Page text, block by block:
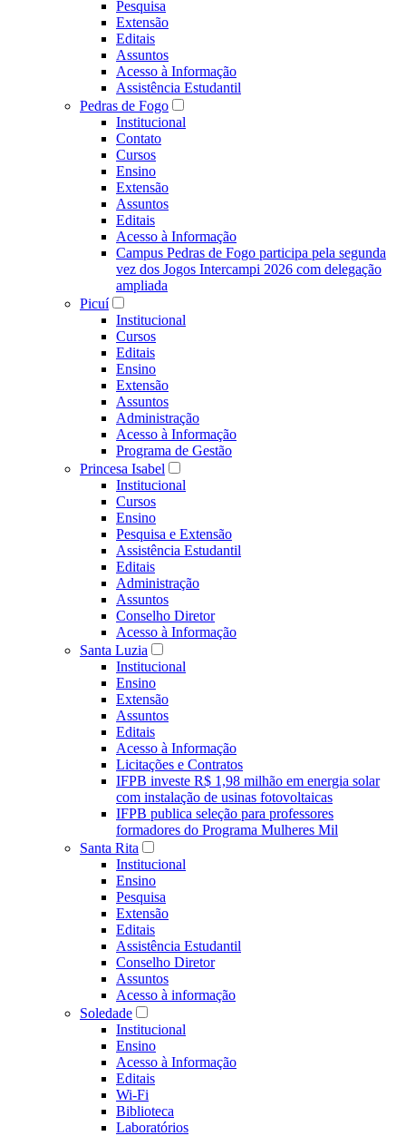
Pesquisa
Extensão
Editais
Assuntos
Acesso à Informação
Assistência Estudantil
Pedras de Fogo
Institucional
Contato
Cursos
Ensino
Extensão
Assuntos
Editais
Acesso à Informação
Campus Pedras de Fogo participa pela segunda
vez dos Jogos Intercampi 2026 com delegação
ampliada
Picuí
Institucional
Cursos
Editais
Ensino
Extensão
Assuntos
Administração
Acesso à Informação
Programa de Gestão
Princesa Isabel
Institucional
Cursos
Ensino
Pesquisa e Extensão
Assistência Estudantil
Editais
Administração
Assuntos
Conselho Diretor
Acesso à Informação
Santa Luzia
Institucional
Ensino
Extensão
Assuntos
Editais
Acesso à Informação
Licitações e Contratos
IFPB investe R$ 1,98 milhão em energia solar
com instalação de usinas fotovoltaicas
IFPB publica seleção para professores
formadores do Programa Mulheres Mil
Santa Rita
Institucional
Ensino
Pesquisa
Extensão
Editais
Assistência Estudantil
Conselho Diretor
Assuntos
Acesso à informação
Soledade
Institucional
Ensino
Acesso à Informação
Editais
Wi-Fi
Biblioteca
Laboratórios